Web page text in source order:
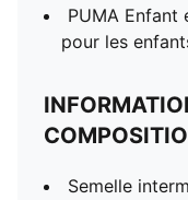
PUMA Enfant
pour les
Semelle